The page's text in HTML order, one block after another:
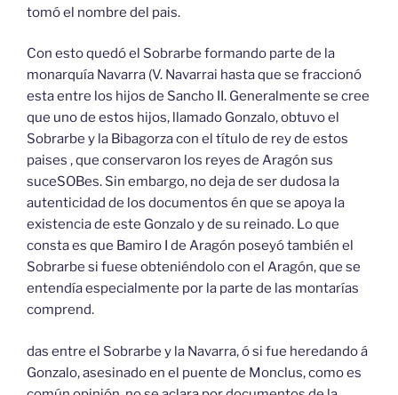
tomó el nombre del pais.
Con esto quedó el Sobrarbe formando parte de la
monarquía Navarra (V. Navarrai hasta que se fraccionó
esta entre los hijos de Sancho II. Generalmente se cree
que uno de estos hijos, llamado Gonzalo, obtuvo el
Sobrarbe y la Bibagorza con el título de rey de estos
paises , que conservaron los reyes de Aragón sus
suceSOBes. Sin embargo, no deja de ser dudosa la
autenticidad de los documentos én que se apoya la
existencia de este Gonzalo y de su reinado. Lo que
consta es que Bamiro I de Aragón poseyó también el
Sobrarbe si fuese obteniéndolo con el Aragón, que se
entendía especialmente por la parte de las montarías
comprend.
das entre el Sobrarbe y la Navarra, ó si fue heredando á
Gonzalo, asesinado en el puente de Monclus, como es